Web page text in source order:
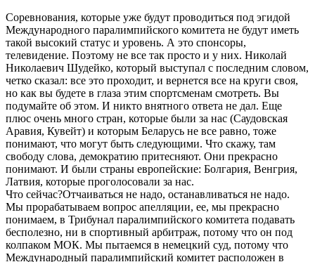
Соревнования, которые уже будут проводиться под эгидой
Международного паралимпийского комитета не будут иметь
такой высокий статус и уровень. А это спонсоры,
телевидение. Поэтому не все так просто и у них. Николай
Николаевич Шудейко, который выступал с последним словом,
четко сказал: все это проходит, и вернется все на круги своя,
но как вы будете в глаза этим спортсменам смотреть. Вы
подумайте об этом. И никто внятного ответа не дал. Еще
плюс очень много стран, которые были за нас (Саудовская
Аравия, Кувейт) и которым Беларусь не все равно, тоже
понимают, что могут быть следующими. Что скажу, там
свободу слова, демократию притесняют. Они прекрасно
понимают. И были страны европейские: Болгария, Венгрия,
Латвия, которые проголосовали за нас.
Что сейчас?Отчаиваться не надо, останавливаться не надо.
Мы прорабатываем вопрос апелляции, ее, мы прекрасно
понимаем, в Трибунал паралимпийского комитета подавать
бесполезно, ни в спортивный арбитраж, потому что он под
колпаком МОК. Мы пытаемся в немецкий суд, потому что
Международный паралимпийский комитет расположен в